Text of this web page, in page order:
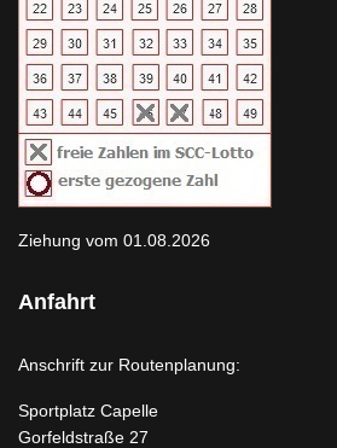
Ziehung vom 01.08.2026
Anfahrt
Anschrift zur Routenplanung:
Sportplatz Capelle
Gorfeldstraße 27